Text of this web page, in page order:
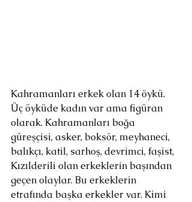
Kahramanları erkek olan 14 öykü.
Üç öyküde kadın var ama figüran
olarak. Kahramanları boğa
güreşçisi, asker, boksör, meyhaneci,
balıkçı, katil, sarhoş, devrimci, faşist,
Kızılderili olan erkeklerin başından
geçen olaylar. Bu erkeklerin
etrafında başka erkekler var. Kimi